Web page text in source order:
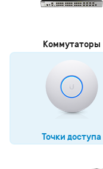
Коммутаторы
Точки доступа